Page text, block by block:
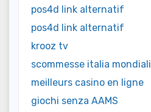
pos4d link alternatif
pos4d link alternatif
krooz tv
scommesse italia mondiali
meilleurs casino en ligne
giochi senza AAMS